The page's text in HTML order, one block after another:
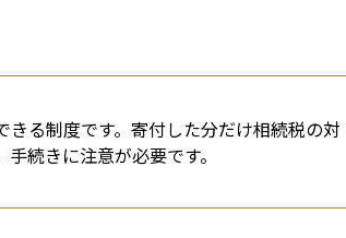
る制度です。寄付した分だけ相続税の対
続きに注意が必要です。